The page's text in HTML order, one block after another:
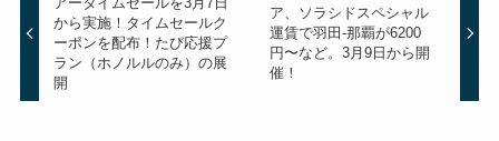
から実施！タイムセールク
ーポンを配布！たび応援プ
ラン（ホノルルのみ）の展
開
ア、ソラシドスペシャル
運賃で羽田-那覇が6200
円〜など。3月9日から開
催！